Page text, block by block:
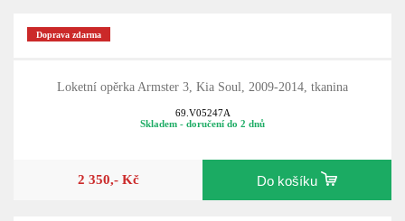
Doprava zdarma
Loketní opěrka Armster 3, Kia Soul, 2009-2014, tkanina
69.V05247A
Skladem - doručení do 2 dnů
2 350,- Kč Do košíku